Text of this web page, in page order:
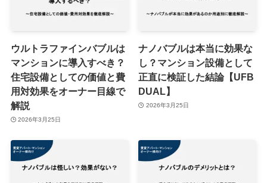
ウルトラファインバブルは
マンションに導入すべき？
住宅設備としての価値と費
用対効果をオーナー目線で
解説
2026年3月25日
ナノバブルは本当に効果な
し？マンション設備として
正直に検証した結論【UFB
DUAL】
2026年3月25日